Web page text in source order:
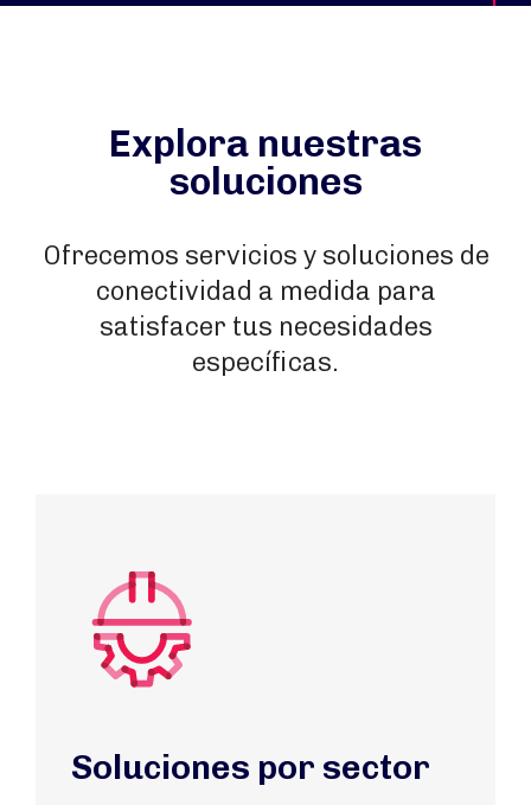
Explora nuestras
soluciones
Ofrecemos servicios y soluciones de
conectividad a medida para
satisfacer tus necesidades
específicas.
Soluciones por sector